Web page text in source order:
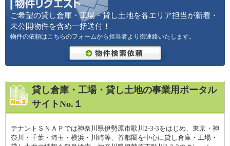
ご希望の貸し倉庫・工場・貸し土地を各エリア担当が新着・
未公開物件を含め一括送付！
物件の依頼はこちらのフォームから担当者より御連絡いたします。
貸し倉庫・工場・貸し土地の事業用ポータル
サイトNo.１
テナントＳＮＡＰでは神奈川県伊勢原市歌川2-3-3をはじめ、東京・神
奈川・千葉・埼玉・横浜・川崎等、首都圏を中心に貸し倉庫・工場・